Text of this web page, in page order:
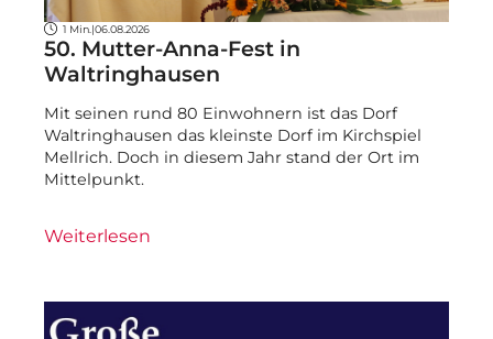
1 Min. |06.08.2026
50. Mutter-Anna-Fest in
Waltringhausen
Mit seinen rund 80 Einwohnern ist das Dorf
Waltringhausen das kleinste Dorf im Kirchspiel
Mellrich. Doch in diesem Jahr stand der Ort im
Mittelpunkt.
Weiterlesen